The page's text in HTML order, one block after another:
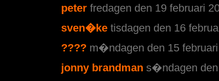
peter fredagen den 19 februari
sven�ke tisdagen den 16
???? m�ndagen den 15
jonny brandman s�ndagen den